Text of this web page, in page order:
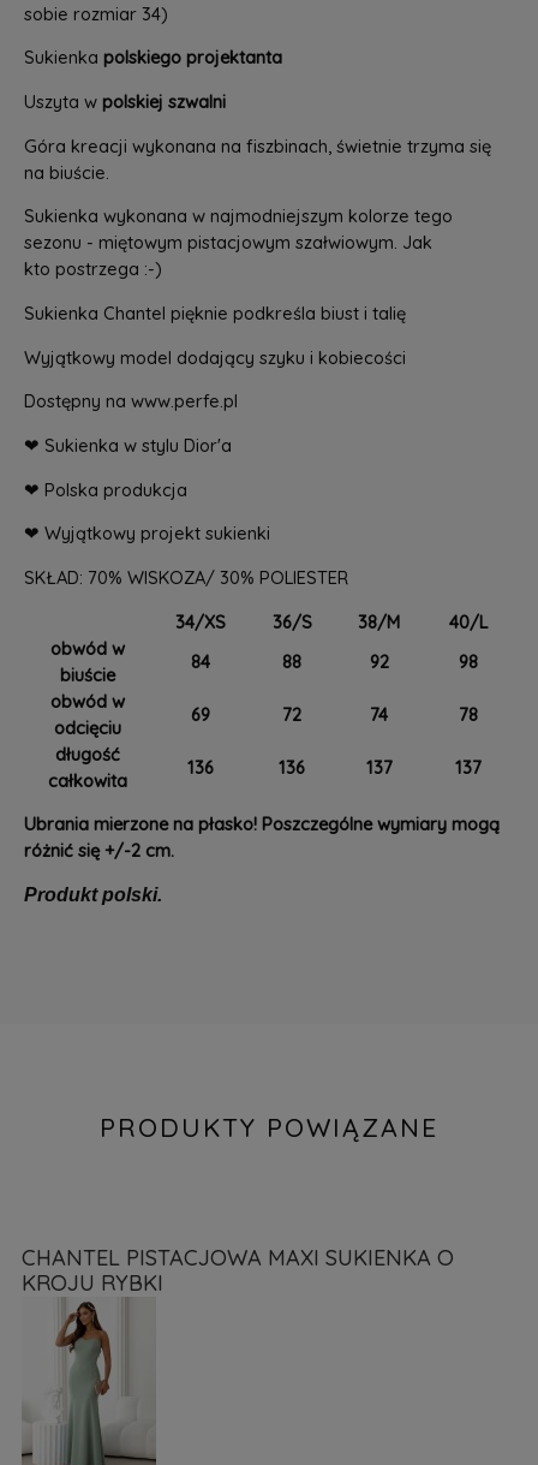
sobie rozmiar 34)
Sukienka polskiego projektanta
Uszyta wpolskiej szwalni
Góra kreacji wykonana na fiszbinach, świetnie trzyma się
na biuście.
Sukienka wykonana w najmodniejszym kolorze tego
sezonu - miętowym pistacjowym szałwiowym. Jak
kto postrzega :-)
Sukienka Chantel pięknie podkreśla biust i talię
Wyjątkowy model dodający szyku i kobiecości
Dostępny na www.perfe.pl
❤ Sukienka w stylu Dior'a
❤ Polska produkcja
❤ Wyjątkowy projekt sukienki
SKŁAD: 70% WISKOZA/ 30% POLIESTER
34/XS
36/S 38/M
40/L
obwód w
biuście
84 88 92
98
obwód w
odcięciu
69 72 74
78
długość
całkowita
136 136 137 137
Ubrania mierzone na płasko! Poszczególne wymiary mogą
różnić się +/-2 cm.
Produkt polski.
PRODUKTY POWIĄZANE
CHANTEL PISTACJOWA MAXI SUKIENKA O
KROJU RYBKI